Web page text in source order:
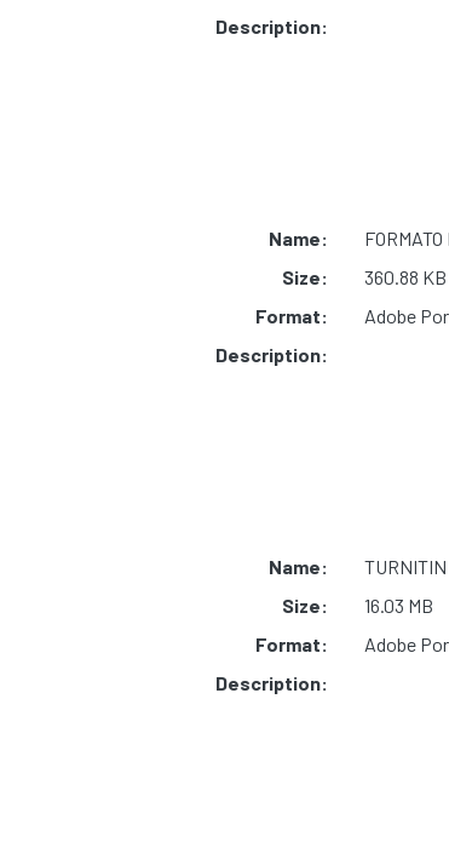
Description:
Name:
Size:
360.88 KB
Format:
Adobe
Description:
Name:
Size:
16.03 MB
Format:
Adobe
Description: